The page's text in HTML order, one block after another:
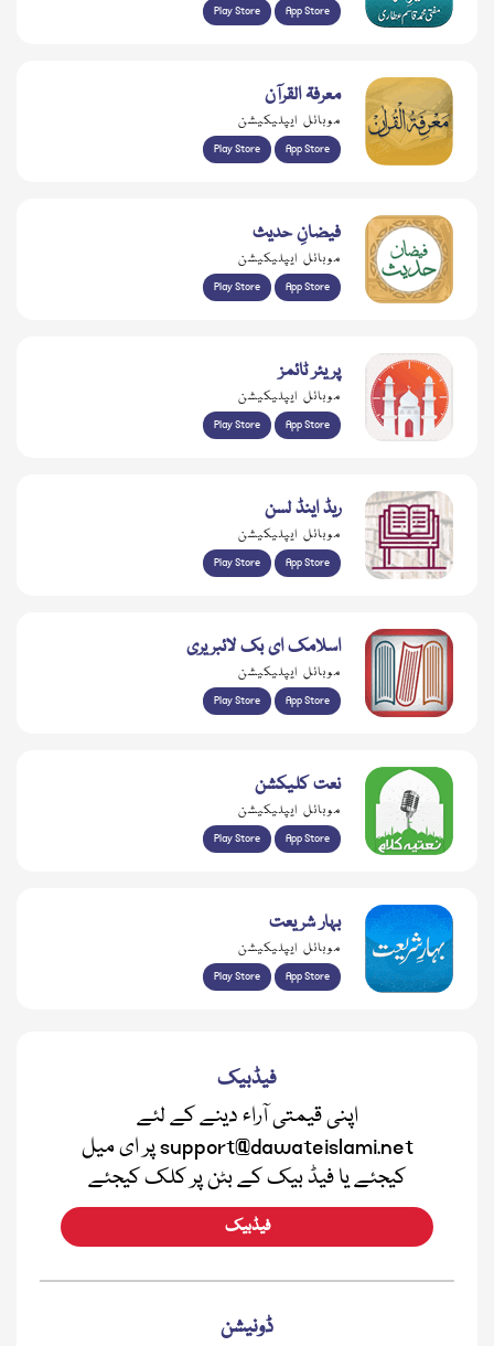
Play Store App Store
معرفۃ القرآن
موبائل ایپلیکیشن
Play Store App Store
فیضانِ حدیث
موبائل ایپلیکیشن
Play Store App Store
پریئر ٹائمز
موبائل ایپلیکیشن
Play Store App Store
ریڈ اینڈ لسن
موبائل ایپلیکیشن
Play Store App Store
اسلامک ای بک لائبریری
موبائل ایپلیکیشن
Play Store App Store
نعت کلیکشن
موبائل ایپلیکیشن
Play Store App Store
بہار شریعت
موبائل ایپلیکیشن
Play Store App Store
فیڈبیک
اپنی قیمتی آراء دینے کے لئے
support@dawateislami.net پر ای میل
کیجئے یا فیڈ بیک کے بٹن پر کلک کیجئے
فیڈبیک
ڈونیشن